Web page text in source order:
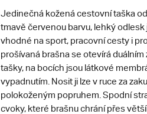
Jedinečná kožená cestovní taška
tmavě červenou barvu, lehký
vhodné na sport, pracovní cesty i
prošívaná brašna se otevírá
tašky, na bocích jsou látkové
vypadnutím. Nosit ji lze v ruce za
polokoženým popruhem. Spodní
cvoky, které brašnu chrání přes